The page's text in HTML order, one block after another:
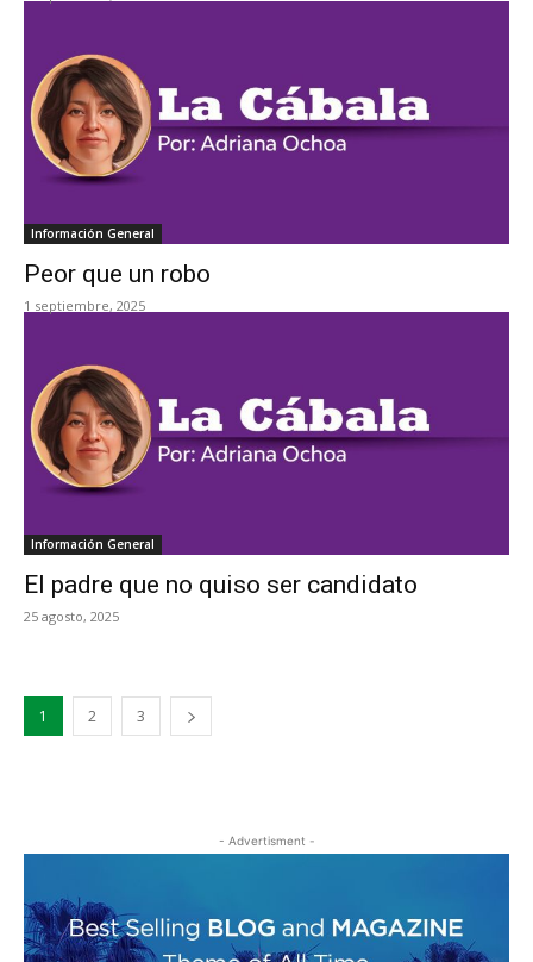
Información General
Peor que un robo
1 septiembre, 2025
Información General
El padre que no quiso ser candidato
25 agosto, 2025
1 2 3
- Advertisment -